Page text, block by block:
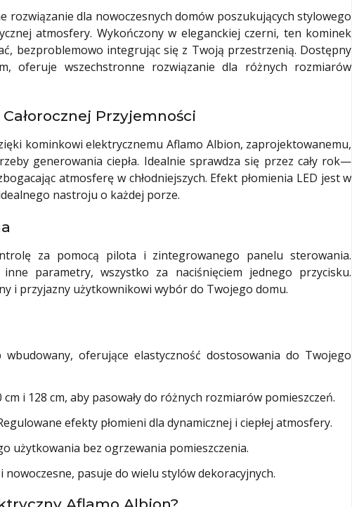
rozwiązanie dla nowoczesnych domów poszukujących stylowego
atmosfery. Wykończony w eleganckiej czerni, ten kominek
bezproblemowo integrując się z Twoją przestrzenią. Dostępny
oferuje wszechstronne rozwiązanie dla różnych rozmiarów
Przyjemności
kominkowi elektrycznemu Aflamo Albion, zaprojektowanemu,
generowania ciepła. Idealnie sprawdza się przez cały rok—
atmosferę w chłodniejszych. Efekt płomienia LED jest w
nastroju o każdej porze.
za pomocą pilota i zintegrowanego panelu sterowania.
parametry, wszystko za naciśnięciem jednego przycisku.
i przyjazny użytkownikowi wybór do Twojego domu.
oferujące elastyczność dostosowania do Twojego
i 128 cm, aby pasowały do różnych rozmiarów pomieszczeń.
efekty płomieni dla dynamicznej i ciepłej atmosfery.
użytkowania bez ogrzewania pomieszczenia.
i nowoczesne, pasuje do wielu stylów dekoracyjnych.